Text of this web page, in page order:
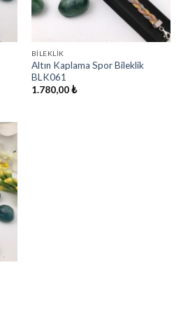
BILEKLIK
Altın Kaplama Spor Bileklik
BLK061
1.780,00₺